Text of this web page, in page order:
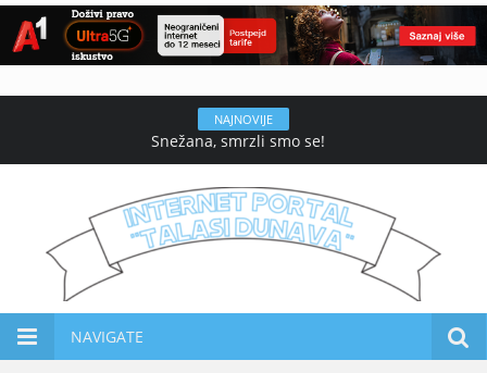
NAJNOVIJE
Snežana, smrzli smo se!
NAVIGATE